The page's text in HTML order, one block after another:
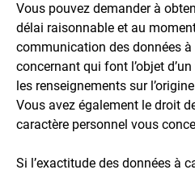
Vous pouvez demander à
délai raisonnable et au
communication des données
concernant qui font l’objet
les renseignements sur
Vous avez également le droit
caractère personnel vous
Si l’exactitude des données à